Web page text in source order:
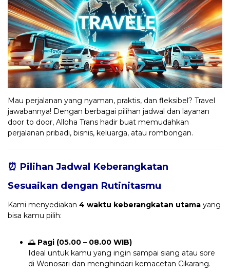
Mau perjalanan yang nyaman, praktis, dan fleksibel? Travel
jawabannya! Dengan berbagai pilihan jadwal dan layanan
door to door, Alloha Trans hadir buat memudahkan
perjalanan pribadi, bisnis, keluarga, atau rombongan.
⏰ Pilihan Jadwal Keberangkatan
Sesuaikan dengan Rutinitasmu
Kami menyediakan 4 waktu keberangkatan utama yang
bisa kamu pilih:
🌅 Pagi (05.00 – 08.00 WIB)
Ideal untuk kamu yang ingin sampai siang atau sore
di Wonosari dan menghindari kemacetan Cikarang.